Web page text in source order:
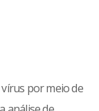
por meio de